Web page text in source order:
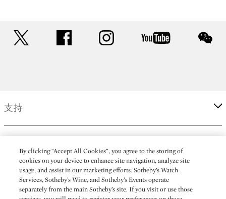
facebook instagram youtube
支持
更多
By clicking “Accept All Cookies”, you agree to the storing of
cookies on your device to enhance site navigation, analyze site
usage, and assist in our marketing efforts. Sotheby’s Watch
Services, Sotheby’s Wine, and Sotheby’s Events operate
separately from the main Sotheby’s site. If you visit or use those